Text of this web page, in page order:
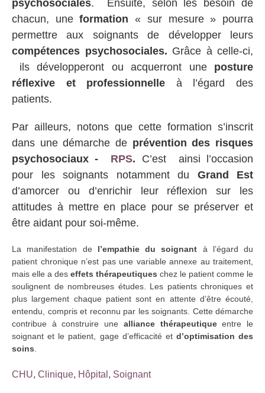
psychosociales. Ensuite, selon les besoin de
chacun, uneformation« sur mesure » pourra
permettre aux soignants de développer leurs
compétences psychosociales. Grâce à celle-ci,
ils développeront ou acquerront une posture
réflexive et professionnelle à l’égard des
patients.
Par ailleurs, notons que cette formation s’inscrit
dans une démarche de prévention des risques
psychosociaux - RPS. C’est ainsi l’occasion
pour les soignants notamment du Grand Est
d’amorcer ou d’enrichir leur réflexion sur les
attitudes à mettre en place pour se préserver et
être aidant pour soi-même.
La manifestation de l’empathie du soignant à l’égard du
patient chronique n’est pas une variable annexe au traitement,
mais elle a des effets thérapeutiques chez le patient comme le
soulignent de nombreuses études. Les patients chroniques et
plus largement chaque patient sont en attente d’être écouté,
entendu, compris et reconnu par les soignants. Cette démarche
contribue à construire une alliance thérapeutiqueentre le
soignant et le patient, gage d’efficacité et d’optimisation des
soins
CHU, Clinique, Hôpital , Soignant